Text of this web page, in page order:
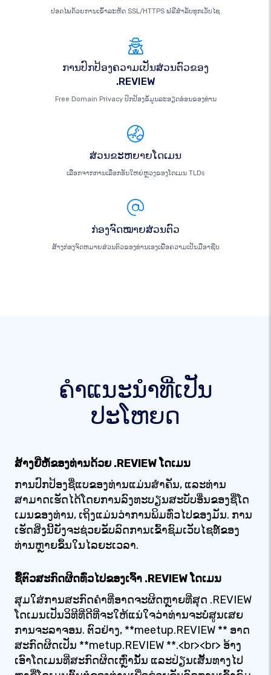
ປອດໄພດ້ວຍການເຂົ້າລະຫັດ SSL/HTTPS ຟຣີສຳລັບທຸກເວັບໄຊ
ການປົກປ້ອງຄວາມເປັນສ່ວນຕົວຂອງ
.REVIEW
Free Domain Privacy ປົກປ້ອງຂໍ້ມູນລະອຽດອ່ອນຂອງທ່ານ
ສ່ວນຂະຫຍາຍໂດເມນ
ເລືອກຈາກການເລືອກອັນໃຫຍ່ຫຼວງຂອງໂດເມນ TLDs
ກ່ອງຈົດໝາຍສ່ວນຕົວ
ສ້າງກ່ອງຈົດຫມາຍສ່ວນຕົວຂອງທ່ານເອງເພື່ອຄວາມເປັນມືອາຊີບ
ຄໍາແນະນໍາທີ່ເປັນ
ປະໂຫຍດ
ສ້າງຍີ່ຫໍ້ຂອງທ່ານດ້ວຍ .REVIEW ໂດເມນ
ການປົກປ້ອງຊື່ແບຂອງທ່ານແມ່ນສໍາຄັນ, ແລະທ່ານ
ສາມາດເຮັດໄດ້ໂດຍການລົງທະບຽນສະບັບອື່ນຂອງຊື່ໂດ
ເມນຂອງທ່ານ, ເຖິງແມ່ນວ່າການພິມທົ່ວໄປຂອງມັນ. ການ
ເຮັດສິ່ງນີ້ຍັງຈະຊ່ວຍຂັບລົດການເຂົ້າຊົມເວັບໄຊທ໌ຂອງ
ທ່ານຫຼາຍຂຶ້ນໃນໄລຍະເວລາ.
ຊື້ຕົວສະກົດຜິດທົ່ວໄປຂອງເຈົ້າ .REVIEW ໂດເມນ
ສຸມໃສ່ການສະກົດຄໍາທີ່ອາດຈະຜິດຫຼາຍທີ່ສຸດ .REVIEW
ໂດເມນເປັນວິທີທີ່ດີທີ່ຈະໃຫ້ແນ່ໃຈວ່າທ່ານຈະບໍ່ສູນເສຍ
ການຈະລາຈອນ. ຕົວຢ່າງ, **meetup.REVIEW ** ອາດ
ສະກົດຜິດເປັນ **metup.REVIEW **.<br><br> ອ້າງ
ເອົາໂດເມນທີ່ສະກົດຜິດເຫຼົ່ານັ້ນ ແລະປ່ຽນເສັ້ນທາງໄປ